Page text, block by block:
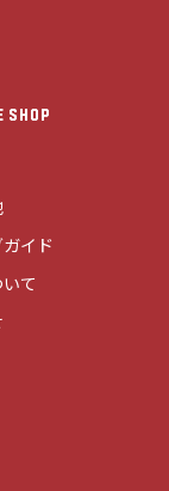
SHOP
イド
て